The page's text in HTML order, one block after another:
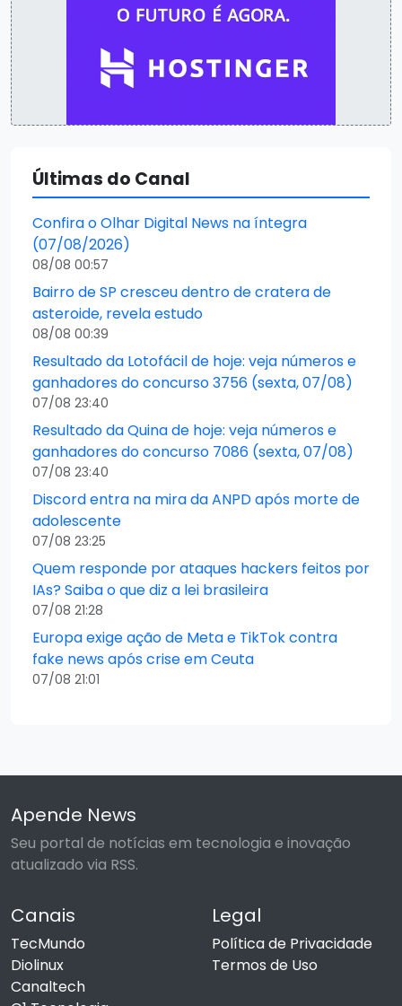
Últimas do Canal
Confira o Olhar Digital News na íntegra
(07/08/2026)
08/08 00:57
Bairro de SP cresceu dentro de cratera de
asteroide, revela estudo
08/08 00:39
Resultado da Lotofácil de hoje: veja números e
ganhadores do concurso 3756 (sexta, 07/08)
07/08 23:40
Resultado da Quina de hoje: veja números e
ganhadores do concurso 7086 (sexta, 07/08)
07/08 23:40
Discord entra na mira da ANPD após morte de
adolescente
07/08 23:25
Quem responde por ataques hackers feitos por
IAs? Saiba o que diz a lei brasileira
07/08 21:28
Europa exige ação de Meta e TikTok contra
fake news após crise em Ceuta
07/08 21:01
Apende News
Seu portal de notícias em tecnologia e inovação
atualizado via RSS.
Canais
TecMundo
Diolinux
Canaltech
Legal
Política de Privacidade
Termos de Uso